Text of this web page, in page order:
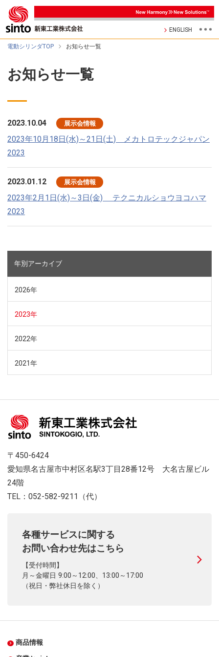
ENGLISH
電動シリンダTOP お知らせ一覧
お知らせ一覧
2023.10.04 展示会情報
2023年10月18日(水)～21日(土) メカトロテックジャパン
2023
2023.01.12 展示会情報
2023年2月1日(水)～3日(金) テクニカルショウヨコハマ
2023
年別アーカイブ
2026年
2023年
2022年
2021年
〒450-6424
愛知県名古屋市中村区名駅3丁目28番12号 大名古屋ビル
24階
TEL：052-582-9211（代）
各種サービスに関する
お問い合わせ先はこちら
【受付時間】
月～金曜日 9:00～12:00、13:00～17:00
（祝日・弊社休日を除く）
商品情報